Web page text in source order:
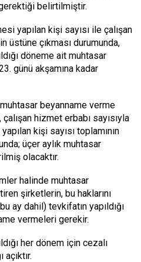
belirtilmiştir.
yapılan kişi sayısı ile çalışan
üstüne çıkması durumunda,
döneme ait muhtasar
günü akşamına kadar
beyanname verme
hizmet erbabı sayısıyla
kişi sayısı toplamının
üçer aylık muhtasar
olacaktır.
halinde muhtasar
şirketlerin, bu haklarını
ay dahil) tevkifatın yapıldığı
vermeleri gerekir.
her dönem için cezalı